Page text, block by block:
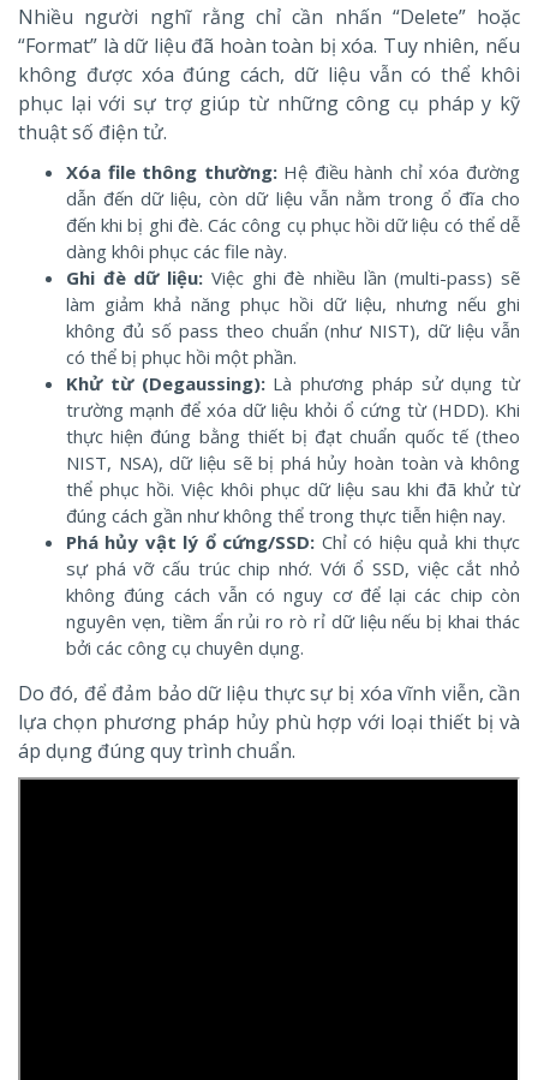
Nhiều người nghĩ rằng chỉ cần nhấn “Delete” hoặc
“Format” là dữ liệu đã hoàn toàn bị xóa. Tuy nhiên, nếu
không được xóa đúng cách, dữ liệu vẫn có thể khôi
phục lại với sự trợ giúp từ những công cụ pháp y kỹ
thuật số điện tử.
Xóa file thông thường:Hệ điều hành chỉ xóa đường
dẫn đến dữ liệu, còn dữ liệu vẫn nằm trong ổ đĩa cho
đến khi bị ghi đè. Các công cụ phục hồi dữ liệu có thể dễ
dàng khôi phục các file này.
Ghi đè dữ liệu: Việc ghi đè nhiều lần (multi-pass) sẽ
làm giảm khả năng phục hồi dữ liệu, nhưng nếu ghi
không đủ số pass theo chuẩn (như NIST), dữ liệu vẫn
có thể bị phục hồi một phần.
Khử từ (Degaussing):Là phương pháp sử dụng từ
trường mạnh để xóa dữ liệu khỏi ổ cứng từ (HDD). Khi
thực hiện đúng bằng thiết bị đạt chuẩn quốc tế (theo
NIST, NSA), dữ liệu sẽ bị phá hủy hoàn toàn và không
thể phục hồi. Việc khôi phục dữ liệu sau khi đã khử từ
đúng cách gần như không thể trong thực tiễn hiện nay.
Phá hủy vật lý ổ cứng/SSD: Chỉ có hiệu quả khi thực
sự phá vỡ cấu trúc chip nhớ. Với ổ SSD, việc cắt nhỏ
không đúng cách vẫn có nguy cơ để lại các chip còn
nguyên vẹn, tiềm ẩn rủi ro rò rỉ dữ liệu nếu bị khai thác
bởi các công cụ chuyên dụng.
Do đó, để đảm bảo dữ liệu thực sự bị xóa vĩnh viễn, cần
lựa chọn phương pháp hủy phù hợp với loại thiết bị và
áp dụng đúng quy trình chuẩn.